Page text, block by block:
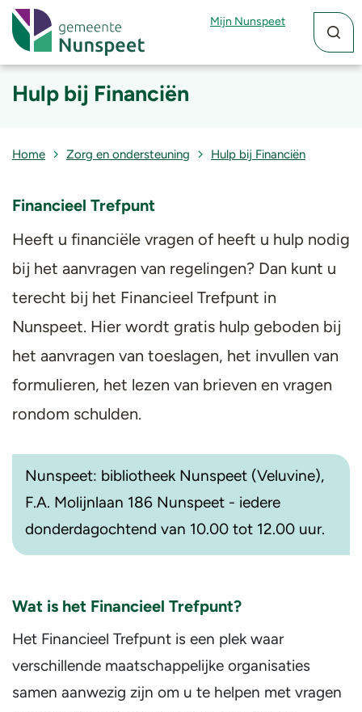
Mijn Nunspeet
Hulp bij Financiën
Home Zorg en ondersteuning Hulp bij Financiën
Financieel Trefpunt
Heeft u financiële vragen of heeft u hulp nodig
bij het aanvragen van regelingen? Dan kunt u
terecht bij het Financieel Trefpunt in
Nunspeet. Hier wordt gratis hulp geboden bij
het aanvragen van toeslagen, het invullen van
formulieren, het lezen van brieven en vragen
rondom schulden.
Nunspeet: bibliotheek Nunspeet (Veluvine),
F.A. Molijnlaan 186 Nunspeet - iedere
donderdagochtend van 10.00 tot 12.00 uur.
Wat is het Financieel Trefpunt?
Het Financieel Trefpunt is een plek waar
verschillende maatschappelijke organisaties
samen aanwezig zijn om u te helpen met vragen